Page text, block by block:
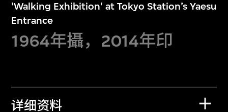
'Walking Exhibition' at Tokyo Station’s Yaesu
Entrance
1964年攝，2014年印
详细资料